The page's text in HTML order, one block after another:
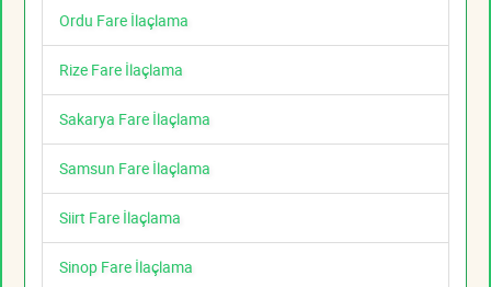
Ordu Fare İlaçlama
Rize Fare İlaçlama
Sakarya Fare İlaçlama
Samsun Fare İlaçlama
Siirt Fare İlaçlama
Sinop Fare İlaçlama